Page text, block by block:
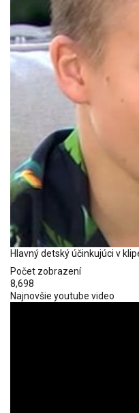
Hlavný detský účinkujúci v
Počet zobrazení
8,698
Najnovšie youtube video